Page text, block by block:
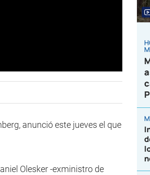
anunció este jueves el que
Olesker -exministro de